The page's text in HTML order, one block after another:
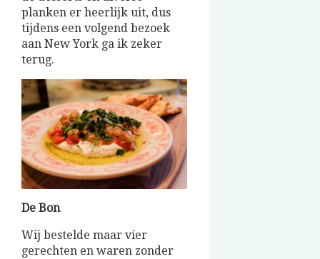
planken er heerlijk uit, dus
tijdens een volgend bezoek
aan New York ga ik zeker
terug.
De Bon
Wij bestelde maar vier
gerechten en waren zonder